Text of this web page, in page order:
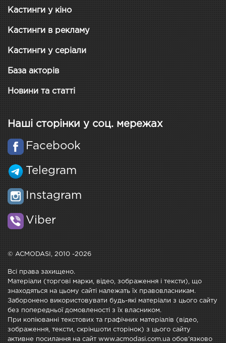
Кастинги у кіно
Кастинги в рекламу
Кастинги у серіали
База акторів
Новини та статті
Наші сторінки у соц. мережах
Facebook
Telegram
Instagram
Viber
© ACMODASI, 2010 -2026
Всі права захищено.
Матеріали (торгові марки, відео, зображення і тексти), що
знаходяться на цьому сайті належать їх правовласникам.
Заборонено використовувати будь-які матеріали з цього сайту
без попередньої домовленості з їх власником.
При копіюванні текстових та графічних матеріалів (відео,
зображення, тексти, скріншоти сторінок) з цього сайту
активне посилання на сайт www.acmodasi.com.ua обов'язково